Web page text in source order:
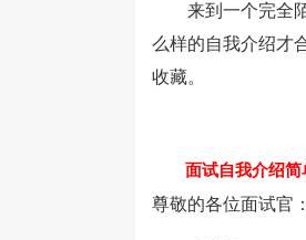
来到一个完全陌
么样的自我介绍才
收藏。
面试自我介绍简
尊敬的各位面试官：